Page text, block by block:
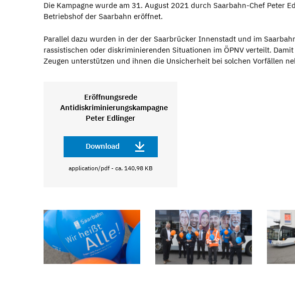
Die Kampagne wurde am 31. August 2021 durch Saarbahn-Chef Peter
Betriebshof der Saarbahn eröffnet.
Parallel dazu wurden in der der Saarbrücker Innenstadt und im
rassistischen oder diskriminierenden Situationen im ÖPNV verteilt.
Zeugen unterstützen und ihnen die Unsicherheit bei solchen Vorfällen
Eröffnungsrede
Antidiskriminierungskampagne
Peter Edlinger
Download
application/pdf - ca. 140,98 KB